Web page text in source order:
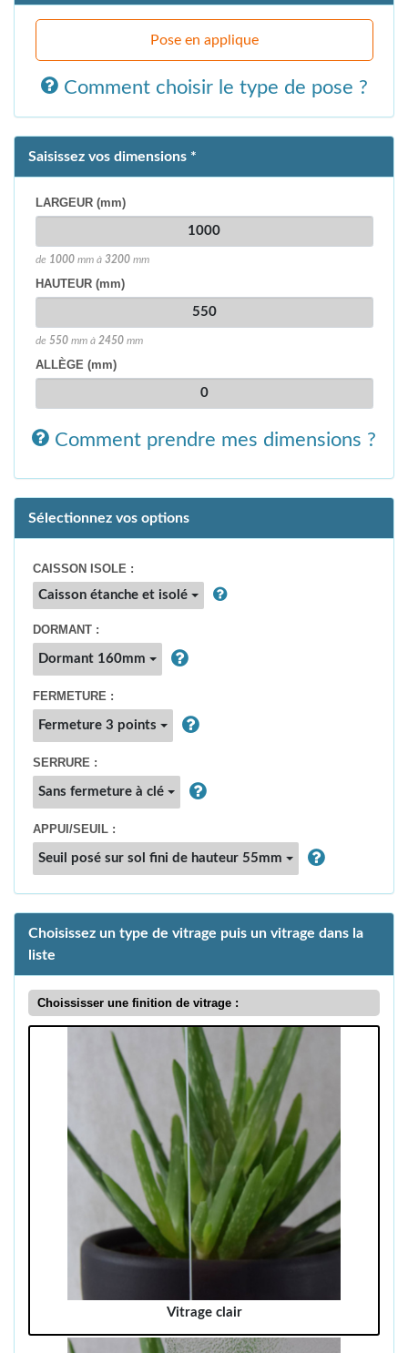
Pose en applique
Comment choisir le type de pose ?
Saisissez vos dimensions *
LARGEUR (mm)
de 1000mm à 3200mm
HAUTEUR (mm)
de 550mm à 2450mm
ALLÈGE (mm)
Comment prendre mes dimensions ?
Sélectionnez vos options
CAISSON ISOLE :
Caisson étanche et isolé
DORMANT :
Dormant 160mm
FERMETURE :
Fermeture 3 points
SERRURE :
Sans fermeture à clé
APPUI/SEUIL :
Seuil posé sur sol fini de hauteur 55mm
Choisissez un type de vitrage puis un vitrage dans la
liste
Choississer une finition de vitrage :
Vitrage clair